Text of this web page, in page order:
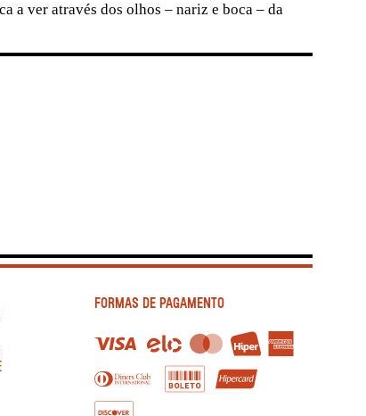
a ver através dos olhos – nariz e boca – da
FORMAS DE PAGAMENTO